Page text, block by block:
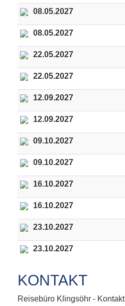
08.05.2027
08.05.2027
22.05.2027
22.05.2027
12.09.2027
12.09.2027
09.10.2027
09.10.2027
16.10.2027
16.10.2027
23.10.2027
23.10.2027
KONTAKT
Reisebüro Klingsöhr - Kontakt